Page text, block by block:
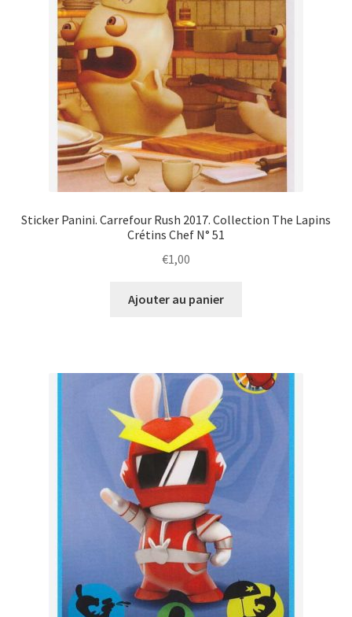
Sticker Panini. Carrefour Rush 2017. Collection The Lapins
Crétins Chef N° 51
€1,00
Ajouter au panier